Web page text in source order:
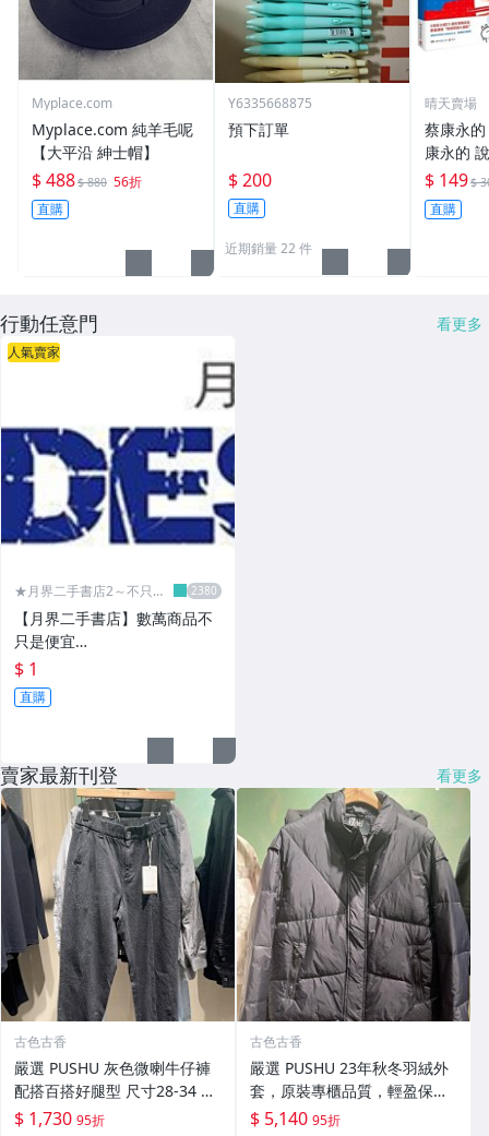
Myplace.com
Myplace.com 純羊毛呢
【大平沿 紳士帽】
$ 488$ 880 56折
直購
Y6335668875
預下訂單
$ 200
直購
近期銷量 22 件
晴天賣場
蔡康永
康永的
$ 149$
直購
行動任意門 看更多
人氣賣家
★月界二手書店2～不只是
【月界二手書店】數萬商品不
只是便宜…
$ 1
直購
賣家最新刊登 看更多
古色古香
嚴選 PUSHU 灰色微喇牛仔褲
配搭百搭好腿型 尺寸28-34 灰
色牛仔褲 潮流穿搭 修身設計
$ 1,730 95折
古色古香
嚴選 PUSHU 23年秋冬羽絨外
套，原裝專櫃品質，輕盈保暖
適合過渡季穿搭 換季穿新衣 冬
$ 5,140 95折